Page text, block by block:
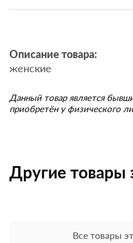
Описание товара:
женские
Данный товар является
приобретён у физического
Другие товары
Все товары